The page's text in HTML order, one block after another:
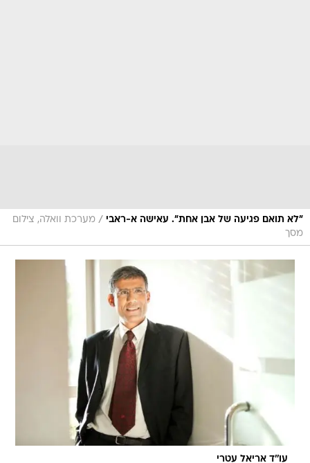
"לא תואם פגיעה של אבן אחת". עאישה א-ראבי / מערכת וואלה, צילום
מסך
עו''ד אריאל עטרי